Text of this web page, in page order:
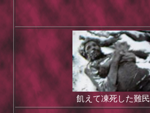
飢えて凍死した難民